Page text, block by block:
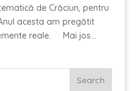
de Crăciun, pentru
acesta am pregătit
reale. Mai jos...